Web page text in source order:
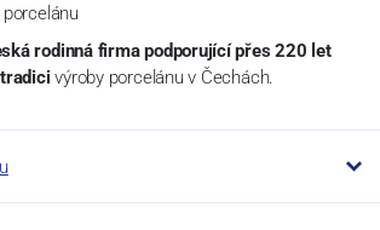
rodinná firma podporující přes 220 let
výroby porcelánu v Čechách.